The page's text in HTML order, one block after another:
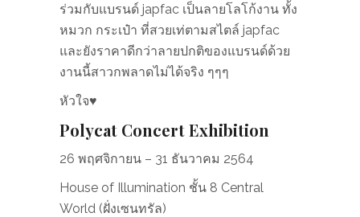
ร่วมกับแบรนด์ japfac เป็นลายโลโก้งาน ทั้ง
หมวก กระเป๋า ที่สวยเท่ตามสไตล์ japfac
และยังราคาดีกว่าลายปกติของแบรนด์ด้วย
งานนี้สาวกพลาดไม่ได้จริง ๆๆๆ
หัวใจ♥
Polycat Concert Exhibition
26 พฤศจิกายน – 31 ธันวาคม 2564
House of Illumination ชั้น 8 Central
World (ฝั่งเซนทรัล)